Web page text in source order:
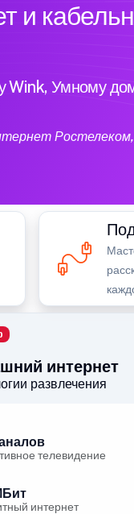
и
Wink, Умному
интернет
развлечения
телевидение
интернет